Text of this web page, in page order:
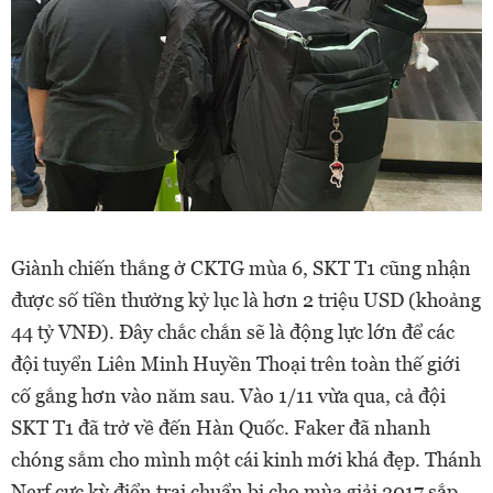
Giành chiến thắng ở CKTG mùa 6, SKT T1 cũng nhận
được số tiền thưởng kỷ lục là hơn 2 triệu USD (khoảng
44 tỷ VNĐ). Đây chắc chắn sẽ là động lực lớn để các
đội tuyển Liên Minh Huyền Thoại trên toàn thế giới
cố gắng hơn vào năm sau. Vào 1/11 vừa qua, cả đội
SKT T1 đã trở về đến Hàn Quốc. Faker đã nhanh
chóng sắm cho mình một cái kinh mới khá đẹp. Thánh